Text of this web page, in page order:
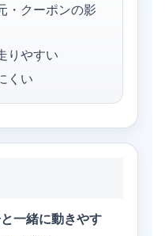
・クーポンの影
りやすい
くい
一緒に動きやす